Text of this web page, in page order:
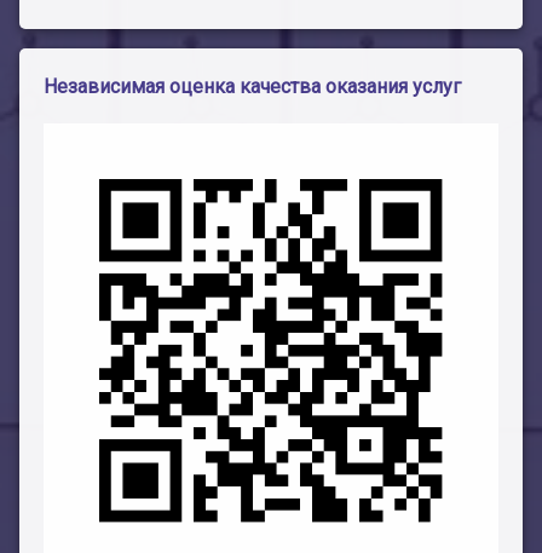
Независимая оценка качества оказания услуг